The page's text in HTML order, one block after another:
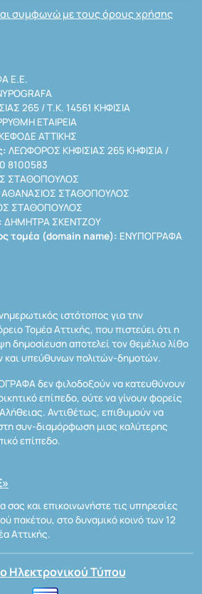
συμφωνώ με τους όρους χρήσης
Ε.Ε.
265 / Τ.Κ. 14561 ΚΗΦΙΣΙΑ
ΕΤΑΙΡΕΙΑ
ΚΕΦΟΔΕ ΑΤΤΙΚΗΣ
ΛΕΩΦΟΡΟΣ ΚΗΦΙΣΙΑΣ 265 ΚΗΦΙΣΙΑ /
8100583
ΣΤΑΘΟΠΟΥΛΟΣ
ΑΘΑΝΑΣΙΟΣ ΣΤΑΘΟΠΟΥΛΟΣ
ΣΤΑΘΟΠΟΥΛΟΣ
ΔΗΜΗΤΡΑ ΣΚΕΝΤΖΟΥ
τομέα (domain name): ΕΝΥΠΟΓΡΑΦΑ
ιστότοπος για την
Τομέα Αττικής, που πιστεύει ότι η
δημοσίευση αποτελεί τον θεμέλιο λίθο
και υπεύθυνων πολιτών-δημοτών.
δεν φιλοδοξούν να κατευθύνουν
επίπεδο, ούτε να γίνουν φορείς
Αντιθέτως, επιθυμούν να
συν-διαμόρφωση μιας καλύτερης
επίπεδο.
σας και επικοινωνήστε τις υπηρεσίες
πακέτου, στο δυναμικό κοινό των 12
Αττικής.
Ηλεκτρονικού Τύπου